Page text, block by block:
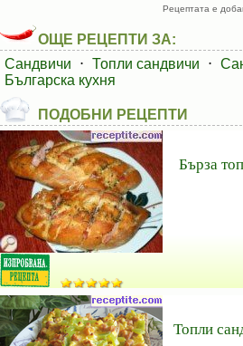
Рецептата е
ОЩЕ РЕЦЕПТИ ЗА:
Сандвичи
⋅ Топли сандвичи ⋅
Българска кухня
ПОДОБНИ РЕЦЕПТИ
Бърза
Топли